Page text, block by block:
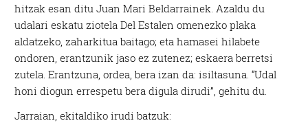
hitzak esan ditu Juan Mari Beldarrainek. Azaldu du
udalari eskatu ziotela Del Estalen omenezko plaka
aldatzeko, zaharkitua baitago; eta hamasei hilabete
ondoren, erantzunik jaso ez zutenez; eskaera berretsi
zutela. Erantzuna, ordea, bera izan da: isiltasuna. “Udal
honi diogun errespetu bera digula dirudi”, gehitu du.
Jarraian, ekitaldiko irudi batzuk: